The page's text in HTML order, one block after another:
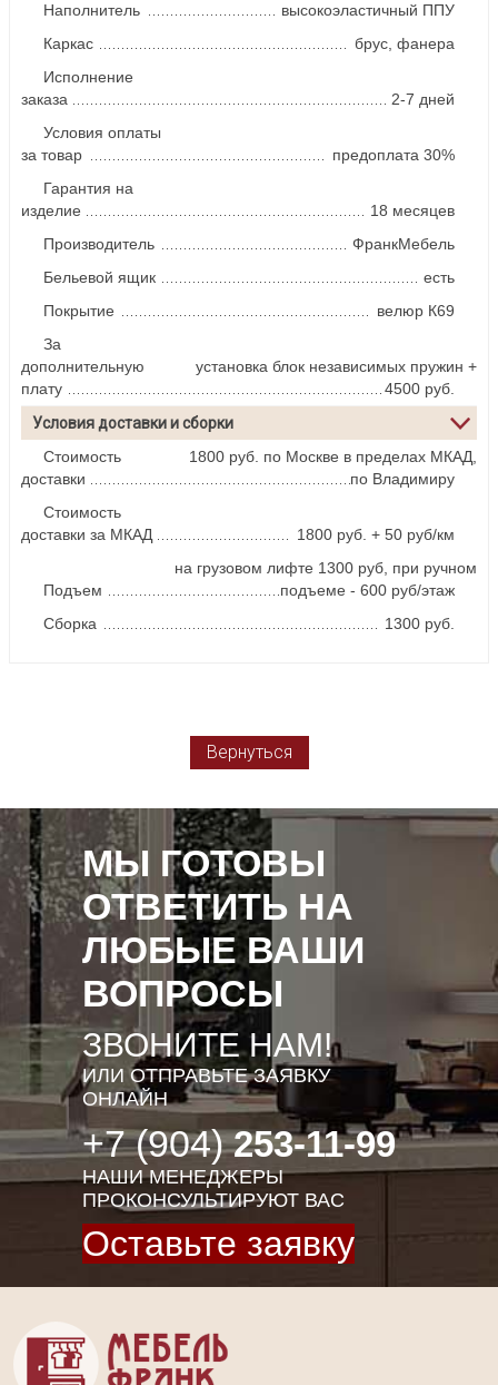
Наполнитель
высокоэластичный ППУ
Каркас
брус, фанера
Исполнение
заказа
2-7 дней
Условия оплаты
за товар
предоплата 30%
Гарантия на
изделие
18 месяцев
Производитель
ФранкМебель
Бельевой ящик
есть
Покрытие
велюр К69
За
дополнительную
плату
установка блок независимых пружин +
4500 руб.
Условия доставки и сборки
Стоимость
доставки
1800 руб. по Москве в пределах МКАД,
по Владимиру
Стоимость
доставки за МКАД
1800 руб. + 50 руб/км
Подъем
на грузовом лифте 1300 руб, при ручном
подъеме - 600 руб/этаж
Сборка
1300 руб.
Вернуться
МЫ ГОТОВЫ
ОТВЕТИТЬ НА
ЛЮБЫЕ ВАШИ
ВОПРОСЫ
ЗВОНИТЕ НАМ!
ИЛИ ОТПРАВЬТЕ ЗАЯВКУ
ОНЛАЙН
+7 (904)253-11-99
НАШИ МЕНЕДЖЕРЫ
ПРОКОНСУЛЬТИРУЮТ ВАС
Оставьте заявку